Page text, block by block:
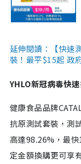
延伸閱讀：【快速
裝！最平$15起 政
YHLO新冠病毒快
健康食品品牌
抗原測試套裝，測
高達98.26%，最
定金額換購更可享